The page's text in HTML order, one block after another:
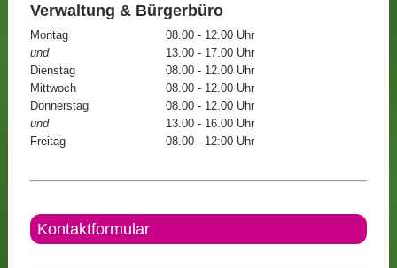
Verwaltung & Bürgerbüro
Montag
08.00 - 12.00 Uhr
und
13.00 - 17.00 Uhr
Dienstag
08.00 - 12.00 Uhr
Mittwoch
08.00 - 12.00 Uhr
Donnerstag
08.00 - 12.00 Uhr
und
13.00 - 16.00 Uhr
Freitag
08.00 - 12:00 Uhr
Kontaktformular